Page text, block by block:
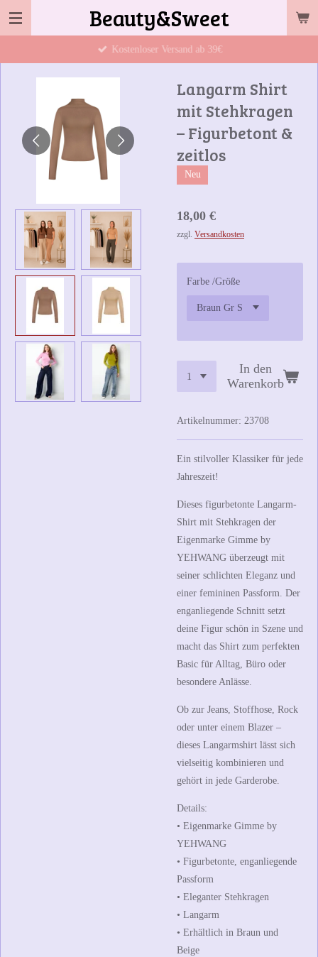
Zum
Beauty&Sweet
Kostenloser Versand ab 39€
Langarm Shirt
mit Stehkragen
– Figurbetont &
zeitlos
Neu
18,00 €
zzgl. Versandkosten
Farbe /Größe
In den
Warenkorb
Artikelnummer: 23708
Ein stilvoller Klassiker für jede
Jahreszeit!
Dieses figurbetonte Langarm-
Shirt mit Stehkragen der
Eigenmarke Gimme by
YEHWANG überzeugt mit
seiner schlichten Eleganz und
einer femininen Passform. Der
enganliegende Schnitt setzt
deine Figur schön in Szene und
macht das Shirt zum perfekten
Basic für Alltag, Büro oder
besondere Anlässe.
Ob zur Jeans, Stoffhose, Rock
oder unter einem Blazer –
dieses Langarmshirt lässt sich
vielseitig kombinieren und
gehört in jede Garderobe.
Details:
• Eigenmarke Gimme by
YEHWANG
• Figurbetonte, enganliegende
Passform
• Eleganter Stehkragen
• Langarm
• Erhältlich in Braun und
Beige